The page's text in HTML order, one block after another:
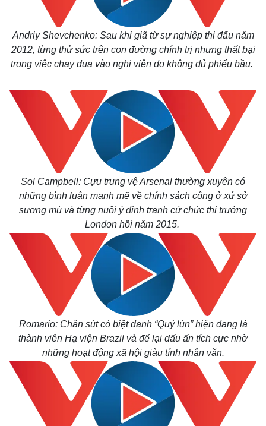
Andriy Shevchenko: Sau khi giã từ sự nghiệp thi đấu năm
2012, từng thử sức trên con đường chính trị nhưng thất bại
trong việc chạy đua vào nghị viện do không đủ phiếu bầu.
Sol Campbell: Cựu trung vệ Arsenal thường xuyên có
những bình luận mạnh mẽ về chính sách công ở xứ sở
sương mù và từng nuôi ý định tranh cử chức thị trưởng
London hồi năm 2015.
Romario: Chân sút có biệt danh “Quỷ lùn” hiện đang là
thành viên Hạ viện Brazil và để lại dấu ấn tích cực nhờ
những hoạt động xã hội giàu tính nhân văn.